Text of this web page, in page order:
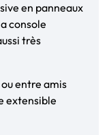
en panneaux
console
très
entre amis
extensible